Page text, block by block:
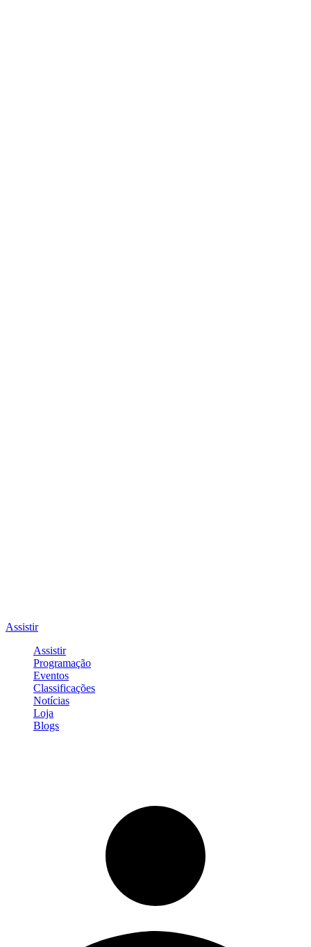
Assistir
Assistir
Programação
Eventos
Classificações
Notícias
Loja
Blogs